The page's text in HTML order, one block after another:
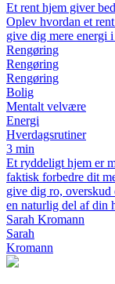
Et rent hjem giver
Oplev hvordan et
give dig mere energi
Rengøring
Rengøring
Rengøring
Bolig
Mentalt velvære
Energi
Hverdagsrutiner
3 min
Et ryddeligt hjem er
faktisk forbedre dit
give dig ro,
en naturlig del af din
Sarah Kromann
Sarah
Kromann